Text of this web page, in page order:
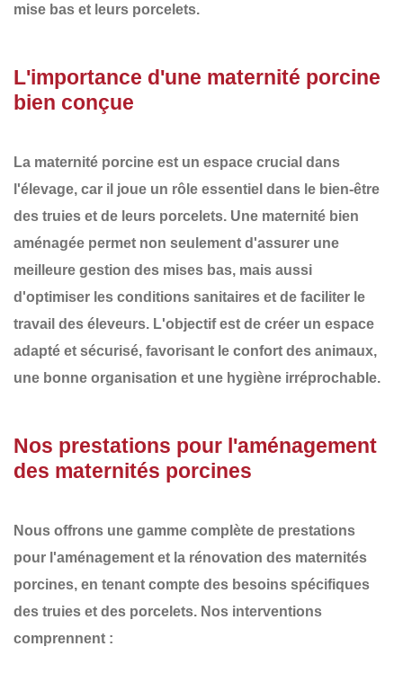
mise bas et leurs porcelets.
L'importance d'une maternité porcine
bien conçue
La maternité porcine est un espace crucial dans
l'élevage, car il joue un rôle essentiel dans le bien-être
des truies et de leurs porcelets. Une maternité bien
aménagée permet non seulement d'assurer une
meilleure gestion des mises bas, mais aussi
d'optimiser les conditions sanitaires et de faciliter le
travail des éleveurs. L'objectif est de créer un espace
adapté et sécurisé, favorisant le confort des animaux,
une bonne organisation et une hygiène irréprochable.
Nos prestations pour l'aménagement
des maternités porcines
Nous offrons une gamme complète de prestations
pour l'aménagement et la rénovation des maternités
porcines, en tenant compte des besoins spécifiques
des truies et des porcelets. Nos interventions
comprennent :